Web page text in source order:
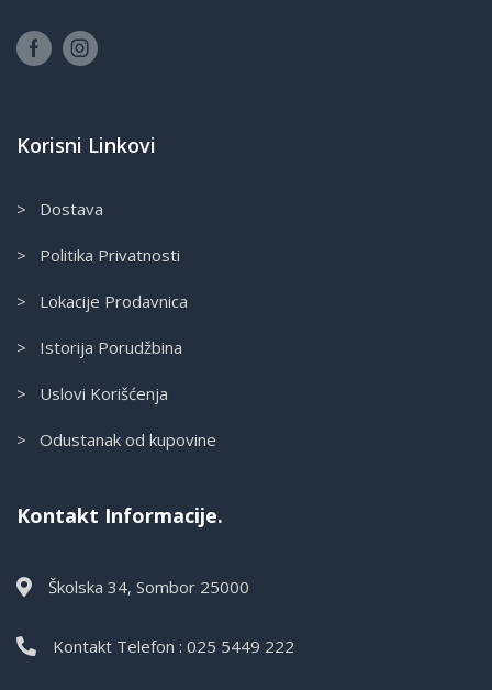
Korisni Linkovi
> Dostava
> Politika Privatnosti
> Lokacije Prodavnica
> Istorija Porudžbina
> Uslovi Korišćenja
> Odustanak od kupovine
Kontakt Informacije.
Školska 34, Sombor 25000
Kontakt Telefon : 025 5449 222